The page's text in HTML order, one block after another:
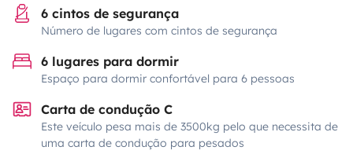
6 cintos de segurança
Número de lugares com cintos de segurança
6 lugares para dormir
Espaço para dormir confortável para 6 pessoas
Carta de condução C
Este veículo pesa mais de 3500kg pelo que necessita de
uma carta de condução para pesados